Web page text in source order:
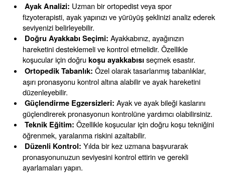
Ayak Analizi: Uzman bir ortopedist veya spor
fizyoterapisti, ayak yapınızı ve yürüyüş şeklinizi analiz ederek
seviyenizi belirleyebilir.
Doğru Ayakkabı Seçimi: Ayakkabınız, ayağınızın
hareketini desteklemeli ve kontrol etmelidir. Özellikle
koşucular için doğru koşu ayakkabısı seçmek esastır.
Ortopedik Tabanlık: Özel olarak tasarlanmış tabanlıklar,
aşırı pronasyonu kontrol altına alabilir ve ayak hareketini
düzenleyebilir.
Güçlendirme Egzersizleri: Ayak ve ayak bileği kaslarını
güçlendirerek pronasyonun kontrolüne yardımcı olabilirsiniz.
Teknik Eğitim: Özellikle koşucular için doğru koşu tekniğini
öğrenmek, yaralanma riskini azaltabilir.
Düzenli Kontrol: Yılda bir kez uzmana başvurarak
pronasyonunuzun seviyesini kontrol ettirin ve gerekli
ayarlamaları yapın.